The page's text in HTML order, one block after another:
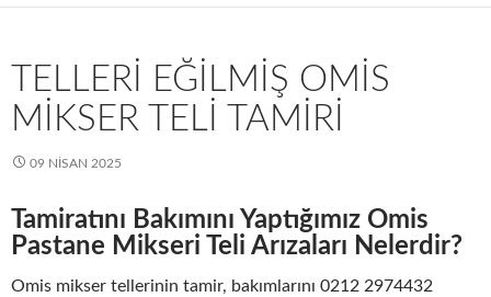
TELLERI EĞILMIŞ OMIS
MIKSER TELI TAMIRI
09 NISAN 2025
Tamiratını Bakımını Yaptığımız Omis
Pastane Mikseri Teli Arızaları Nelerdir?
Omis mikser tellerinin tamir, bakımlarını 0212 2974432